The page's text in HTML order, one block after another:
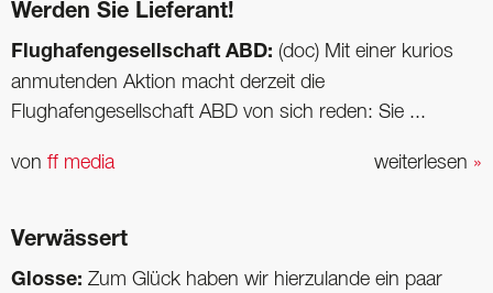
Werden Sie Lieferant!
Flughafengesellschaft ABD: (doc) Mit einer kurios
anmutenden Aktion macht derzeit die
Flughafengesellschaft ABD von sich reden: Sie ...
weiterlesen »
von ff media
Verwässert
Glosse: Zum Glück haben wir hierzulande ein paar